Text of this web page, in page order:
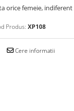
orice femeie,
Produs: XP108
Cere informatii